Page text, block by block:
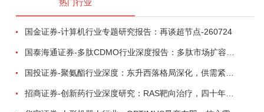
热门行业
国金证券-计算机行业专题研究报告：再谈超节点-260724
招商证券-创新药行业深度研究：RAS靶向治疗，四十年不可成药的终结，与终结之后的治疗格局演化-260805